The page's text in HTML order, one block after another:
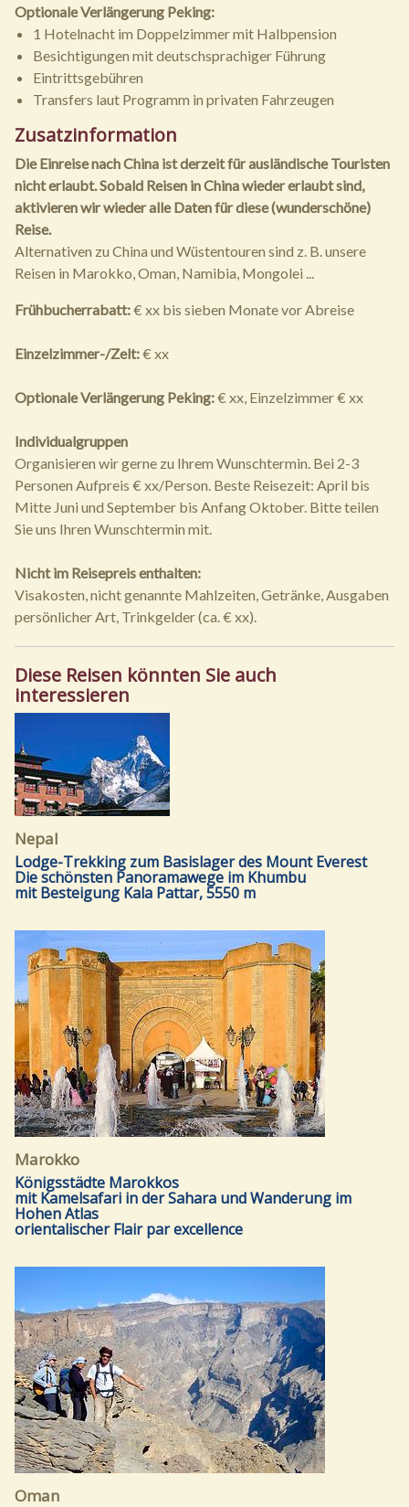
Optionale Verlängerung Peking:
1 Hotelnacht im Doppelzimmer mit Halbpension
Besichtigungen mit deutschsprachiger Führung
Eintrittsgebühren
Transfers laut Programm in privaten Fahrzeugen
Zusatzinformation
Die Einreise nach China ist derzeit für ausländische Touristen
nicht erlaubt. Sobald Reisen in China wieder erlaubt sind,
aktivieren wir wieder alle Daten für diese (wunderschöne)
Reise.
Alternativen zu China und Wüstentouren sind z. B. unsere
Reisen in Marokko, Oman, Namibia, Mongolei ...
Frühbucherrabatt:€ xx bis sieben Monate vor Abreise
Einzelzimmer-/Zelt:€ xx
Optionale Verlängerung Peking:€ xx, Einzelzimmer € xx
Individualgruppen
Organisieren wir gerne zu Ihrem Wunschtermin. Bei 2-3
Personen Aufpreis € xx/Person. Beste Reisezeit: April bis
Mitte Juni und September bis Anfang Oktober. Bitte teilen
Sie uns Ihren Wunschtermin mit.
Nicht im Reisepreis enthalten:
Visakosten, nicht genannte Mahlzeiten, Getränke, Ausgaben
persönlicher Art, Trinkgelder (ca. € xx).
Diese Reisen könnten Sie auch
interessieren
Nepal
Lodge-Trekking zum Basislager des Mount Everest
Die schönsten Panoramawege im Khumbu
mit Besteigung Kala Pattar, 5550 m
Marokko
Königsstädte Marokkos
mit Kamelsafari in der Sahara und Wanderung im
Hohen Atlas
orientalischer Flair par excellence
Oman